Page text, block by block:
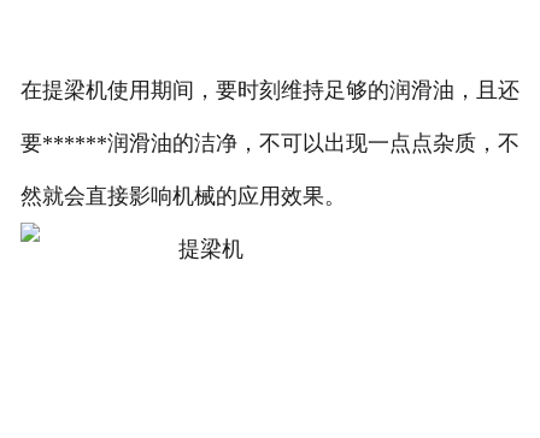
在提梁机使用期间，要时刻维持足够的润滑油，且还
要******润滑油的洁净，不可以出现一点点杂质，不
然就会直接影响机械的应用效果。